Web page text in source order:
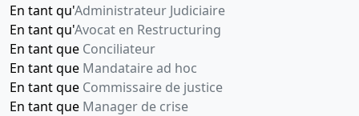
En tant qu'Administrateur Judiciaire
En tant qu'Avocat en Restructuring
En tant que Conciliateur
En tant que Mandataire ad hoc
En tant que Commissaire de justice
En tant que Manager de crise